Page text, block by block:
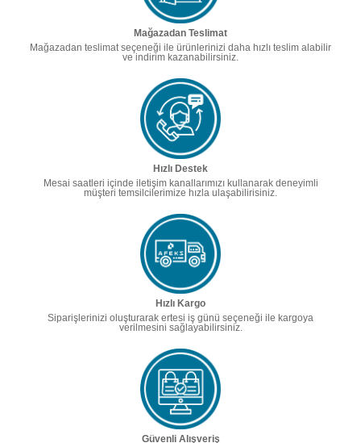
Mağazadan Teslimat
Mağazadan teslimat seçeneği ile ürünlerinizi daha hızlı teslim alabilir
ve indirim kazanabilirsiniz.
Hızlı Destek
Mesai saatleri içinde iletişim kanallarımızı kullanarak deneyimli
müşteri temsilcilerimize hızla ulaşabilirisiniz.
Hızlı Kargo
Siparişlerinizi oluşturarak ertesi iş günü seçeneği ile kargoya
verilmesini sağlayabilirsiniz.
Güvenli Alışveriş